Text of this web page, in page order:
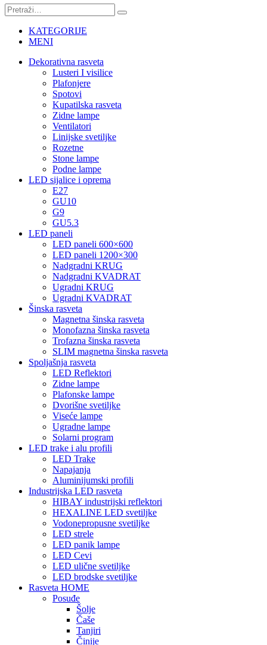
KATEGORIJE
MENI
Dekorativna rasveta
Lusteri I visilice
Plafonjere
Spotovi
Kupatilska rasveta
Zidne lampe
Ventilatori
Linijske svetiljke
Rozetne
Stone lampe
Podne lampe
LED sijalice i oprema
E27
GU10
G9
GU5.3
LED paneli
LED paneli 600×600
LED paneli 1200×300
Nadgradni KRUG
Nadgradni KVADRAT
Ugradni KRUG
Ugradni KVADRAT
Šinska rasveta
Magnetna šinska rasveta
Monofazna šinska rasveta
Trofazna šinska rasveta
SLIM magnetna šinska rasveta
Spoljašnja rasveta
LED Reflektori
Zidne lampe
Plafonske lampe
Dvorišne svetiljke
Viseće lampe
Ugradne lampe
Solarni program
LED trake i alu profili
LED Trake
Napajanja
Aluminijumski profili
Industrijska LED rasveta
HIBAY industrijski reflektori
HEXALINE LED svetiljke
Vodonepropusne svetiljke
LED strele
LED panik lampe
LED Cevi
LED ulične svetiljke
LED brodske svetiljke
Rasveta HOME
Posuđe
Šolje
Čaše
Tanjiri
Činije